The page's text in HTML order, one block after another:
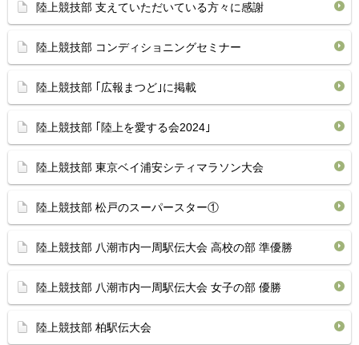
陸上競技部 支えていただいている方々に感謝
陸上競技部 コンディショニングセミナー
陸上競技部 ｢広報まつど｣に掲載
陸上競技部 ｢陸上を愛する会2024｣
陸上競技部 東京ベイ浦安シティマラソン大会
陸上競技部 松戸のスーパースター①
陸上競技部 八潮市内一周駅伝大会 高校の部 準優勝
陸上競技部 八潮市内一周駅伝大会 女子の部 優勝
陸上競技部 柏駅伝大会